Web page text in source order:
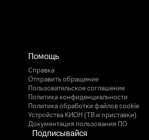
Помощь
Справка
Отправить обращение
Пользовательское соглашение
Политика конфиденциальности
Политика обработки файлов cookie
Устройства КИОН (ТВ и приставки)
Документация пользования ПО
Подписывайся